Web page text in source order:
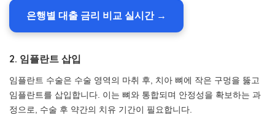
은행별 대출 금리 비교 실시간 →
2. 임플란트 삽입
임플란트 수술은 수술 영역의 마취 후, 치아 뼈에 작은 구멍을 뚫고
임플란트를 삽입합니다. 이는 뼈와 통합되며 안정성을 확보하는 과
정으로, 수술 후 약간의 치유 기간이 필요합니다.